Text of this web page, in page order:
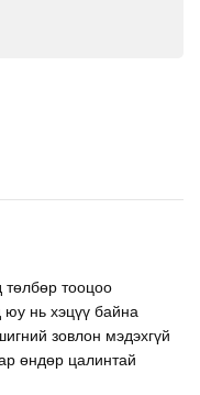
төлбөр тооцоо
нь хэцүү байна
зовлон мэдэхгүй
өндөр цалинтай